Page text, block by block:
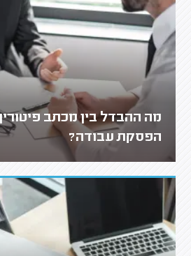
מה ההבדל בין מכתב
הפסקת עבודה?